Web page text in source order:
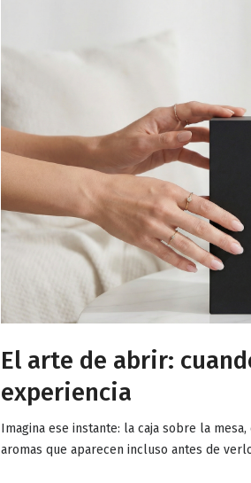
El arte de abrir:
experiencia
Imagina ese instante: la caja sobre la
aromas que aparecen incluso antes de